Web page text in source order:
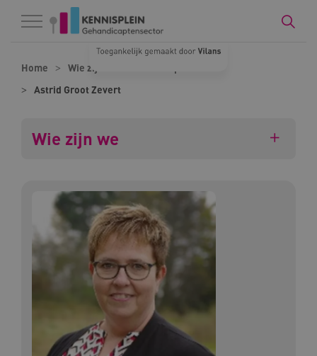
Naar hoofdinhoud
Naar footer
Home Wie zijn we
Astrid Groot Zevert
Wie zijn we